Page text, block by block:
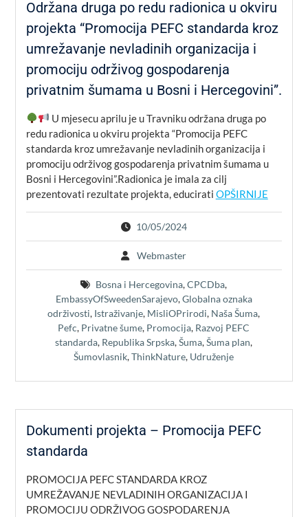
Održana druga po redu radionica u okviru
projekta “Promocija PEFC standarda kroz
umrežavanje nevladinih organizacija i
promociju održivog gospodarenja
privatnim šumama u Bosni i Hercegovini”.
U mjesecu aprilu je u Travniku održana druga po
redu radionica u okviru projekta “Promocija PEFC
standarda kroz umrežavanje nevladinih organizacija i
promociju održivog gospodarenja privatnim šumama u
Bosni i Hercegovini”.Radionica je imala za cilj
prezentovati rezultate projekta, educirati OPŠIRNIJE
10/05/2024
Webmaster
Bosna i Hercegovina,CPCDba,
EmbassyOfSweedenSarajevo,Globalna oznaka
održivosti, Istraživanje, MisliOPrirodi, Naša Šuma,
Pefc, Privatne šume, Promocija, Razvoj PEFC
standarda, Republika Srpska,Šuma,Šuma plan,
Šumovlasnik,ThinkNature, Udruženje
Dokumenti projekta – Promocija PEFC
standarda
PROMOCIJA PEFC STANDARDA KROZ
UMREŽAVANJE NEVLADINIH ORGANIZACIJA I
PROMOCIJU ODRŽIVOG GOSPODARENJA